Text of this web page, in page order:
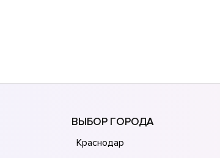
ВЫБОР ГОРОДА
Краснодар